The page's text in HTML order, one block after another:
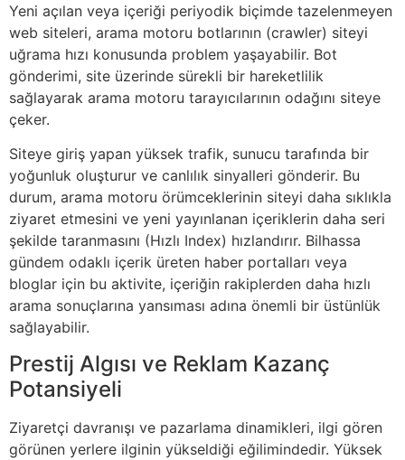
Yeni açılan veya içeriği periyodik biçimde tazelenmeyen
web siteleri, arama motoru botlarının (crawler) siteyi
uğrama hızı konusunda problem yaşayabilir. Bot
gönderimi, site üzerinde sürekli bir hareketlilik
sağlayarak arama motoru tarayıcılarının odağını siteye
çeker.
Siteye giriş yapan yüksek trafik, sunucu tarafında bir
yoğunluk oluşturur ve canlılık sinyalleri gönderir. Bu
durum, arama motoru örümceklerinin siteyi daha sıklıkla
ziyaret etmesini ve yeni yayınlanan içeriklerin daha seri
şekilde taranmasını (Hızlı Index) hızlandırır. Bilhassa
gündem odaklı içerik üreten haber portalları veya
bloglar için bu aktivite, içeriğin rakiplerden daha hızlı
arama sonuçlarına yansıması adına önemli bir üstünlük
sağlayabilir.
Prestij Algısı ve Reklam Kazanç
Potansiyeli
Ziyaretçi davranışı ve pazarlama dinamikleri, ilgi gören
görünen yerlere ilginin yükseldiği eğilimindedir. Yüksek